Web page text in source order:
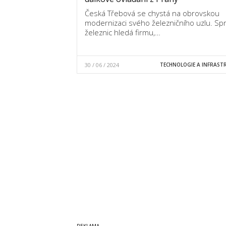
Česká Třebová se chystá na obrovskou
modernizaci svého železničního uzlu.
železnic hledá firmu,…
30 / 06 / 2024 TECHNOLOGIE A